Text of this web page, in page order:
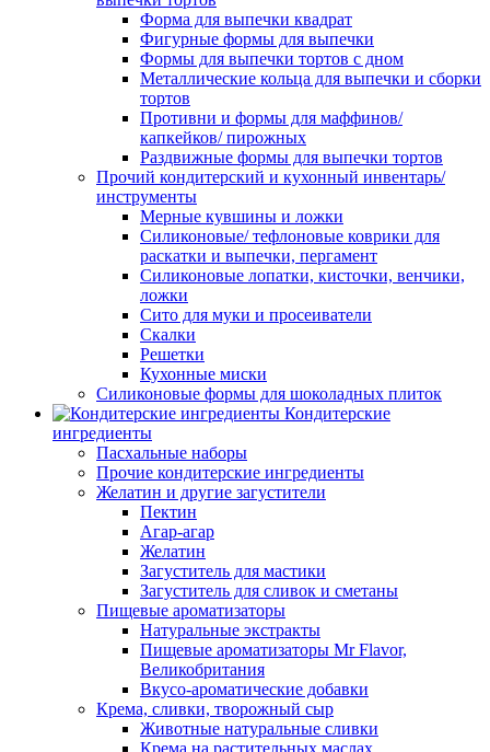
Форма для выпечки квадрат
Фигурные формы для выпечки
Формы для выпечки тортов с дном
Металлические кольца для выпечки и сборки
тортов
Противни и формы для маффинов/
капкейков/ пирожных
Раздвижные формы для выпечки тортов
Прочий кондитерский и кухонный инвентарь/
инструменты
Мерные кувшины и ложки
Силиконовые/ тефлоновые коврики для
раскатки и выпечки, пергамент
Силиконовые лопатки, кисточки, венчики,
ложки
Сито для муки и просеиватели
Скалки
Решетки
Кухонные миски
Силиконовые формы для шоколадных плиток
Кондитерские
ингредиенты
Пасхальные наборы
Прочие кондитерские ингредиенты
Желатин и другие загустители
Пектин
Агар-агар
Желатин
Загуститель для мастики
Загуститель для сливок и сметаны
Пищевые ароматизаторы
Натуральные экстракты
Пищевые ароматизаторы Mr Flavor,
Великобритания
Вкусо-ароматические добавки
Крема, сливки, творожный сыр
Животные натуральные сливки
Крема на растительных маслах